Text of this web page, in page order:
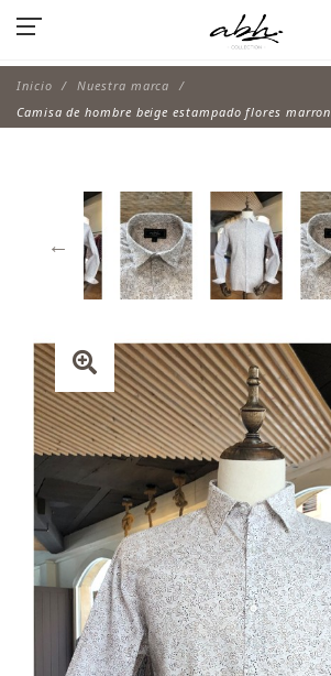
Inicio
Nuestra marca
Camisa de hombre beige estampado flores marron